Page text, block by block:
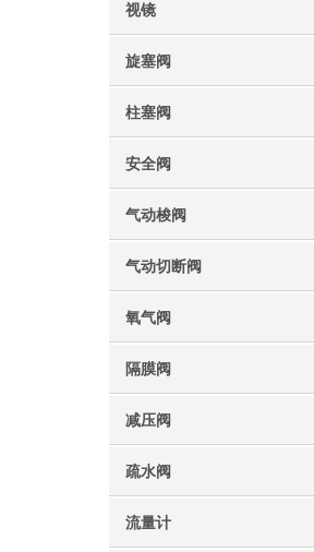
视镜
旋塞阀
柱塞阀
安全阀
气动梭阀
气动切断阀
氧气阀
隔膜阀
减压阀
疏水阀
流量计